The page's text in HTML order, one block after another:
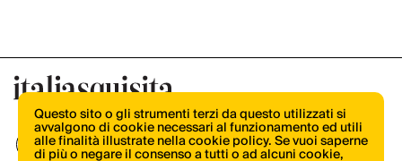
Questo sito o gli strumenti terzi da questo utilizzati si
avvalgono di cookie necessari al funzionamento ed utili
alle finalità illustrate nella cookie policy. Se vuoi saperne
di più o negare il consenso a tutti o ad alcuni cookie,